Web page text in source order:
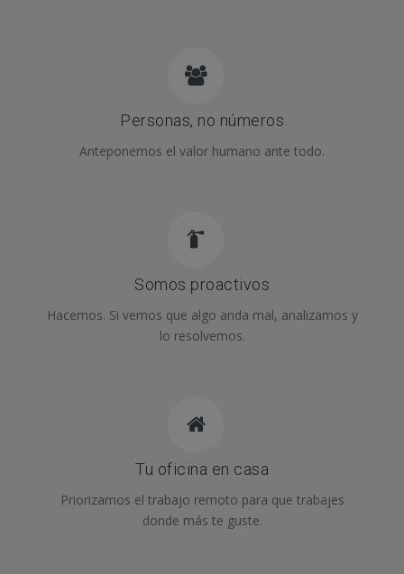
Personas, no números
Anteponemos el valor humano ante todo.
Somos proactivos
Hacemos. Si vemos que algo anda mal, analizamos y
lo resolvemos.
Tu oficina en casa
Priorizamos el trabajo remoto para que trabajes
donde más te guste.